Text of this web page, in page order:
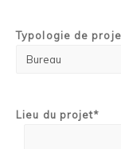
Typologie de
Lieu du projet*